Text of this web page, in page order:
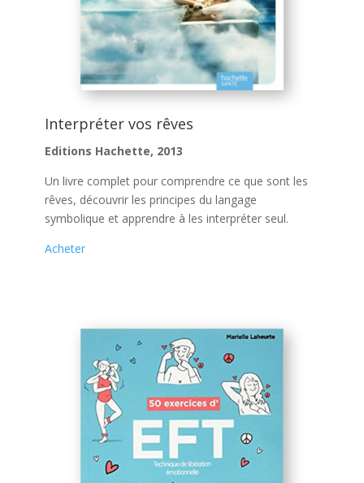
Interpréter vos rêves
Editions Hachette, 2013
Un livre complet pour comprendre ce que sont les
rêves, découvrir les principes du langage
symbolique et apprendre à les interpréter seul.
Acheter